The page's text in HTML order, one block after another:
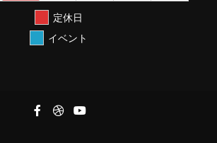
定休日
イベント